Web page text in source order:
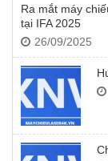
Ra mắt máy
tại IFA 2025
26/09/2025